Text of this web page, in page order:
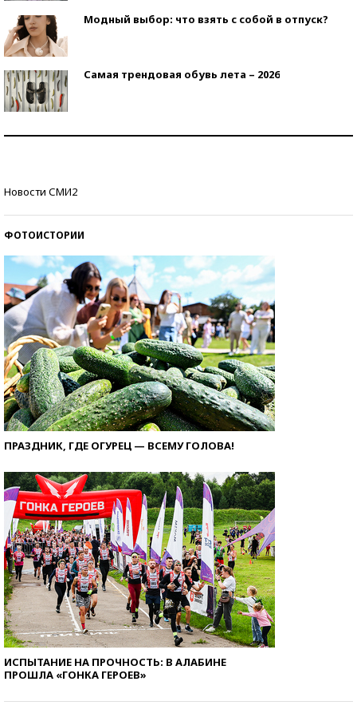
Модный выбор: что взять с собой в отпуск?
Самая трендовая обувь лета – 2026
Новости СМИ2
ФОТОИСТОРИИ
ПРАЗДНИК, ГДЕ ОГУРЕЦ — ВСЕМУ ГОЛОВА!
ИСПЫТАНИЕ НА ПРОЧНОСТЬ: В АЛАБИНЕ
ПРОШЛА «ГОНКА ГЕРОЕВ»